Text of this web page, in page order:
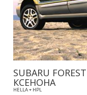
SUBARU
КСЕНОНА
HELLA + HPL